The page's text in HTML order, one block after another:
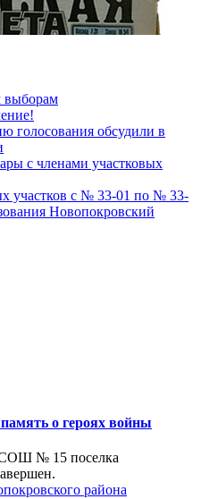
выборам
голосования обсудили в
с членами участковых
участков с № 33-01 по № 33-
Новопокровский
о героях войны
№ 15 поселка
района